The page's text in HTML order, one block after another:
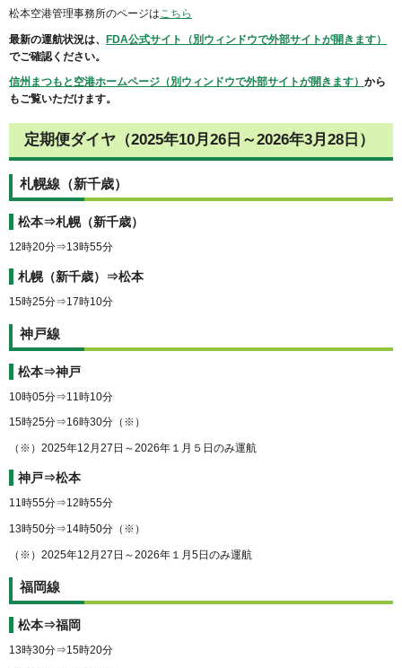
松本空港管理事務所のページは こちら
最新の運航状況は、 FDA公式サイト（別ウィンドウで外部サイトが開きます）
でご確認ください。
信州まつもと空港ホームページ（別ウィンドウで外部サイトが開きます） から
もご覧いただけます。
定期便ダイヤ（2025年10月26日～2026年3月28日）
札幌線（新千歳）
松本⇒札幌（新千歳）
12時20分⇒13時55分
札幌（新千歳）⇒松本
15時25分⇒17時10分
神戸線
松本⇒神戸
10時05分⇒11時10分
15時25分⇒16時30分（※）
（※）2025年12月27日～2026年１月５日のみ運航
神戸⇒松本
11時55分⇒12時55分
13時50分⇒14時50分（※）
（※）2025年12月27日～2026年１月5日のみ運航
福岡線
松本⇒福岡
13時30分⇒15時20分